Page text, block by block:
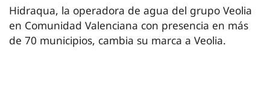
Hidraqua, la operadora de agua del grupo Veolia
en Comunidad Valenciana con presencia en más
de 70 municipios, cambia su marca a Veolia.